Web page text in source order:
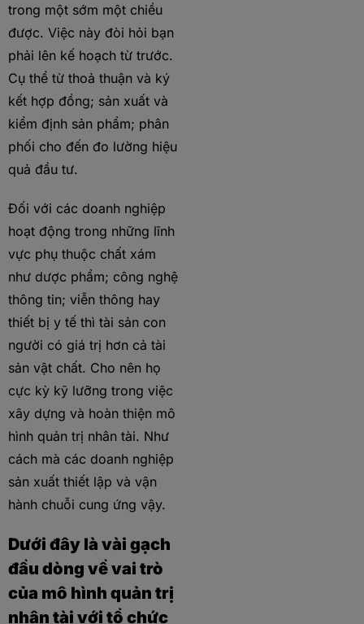
trong một sớm một chiều
được. Việc này đòi hỏi bạn
phải lên kế hoạch từ trước.
Cụ thể từ thoả thuận và ký
kết hợp đồng; sản xuất và
kiểm định sản phẩm; phân
phối cho đến đo lường hiệu
quả đầu tư.
Đối với các doanh nghiệp
hoạt động trong những lĩnh
vực phụ thuộc chất xám
như dược phẩm; công nghệ
thông tin; viễn thông hay
thiết bị y tế thì tài sản con
người có giá trị hơn cả tài
sản vật chất. Cho nên họ
cực kỳ kỹ lưỡng trong việc
xây dựng và hoàn thiện mô
hình quản trị nhân tài. Như
cách mà các doanh nghiệp
sản xuất thiết lập và vận
hành chuỗi cung ứng vậy.
Dưới đây là vài gạch
đầu dòng về vai trò
của mô hình quản trị
nhân tài với tổ chức